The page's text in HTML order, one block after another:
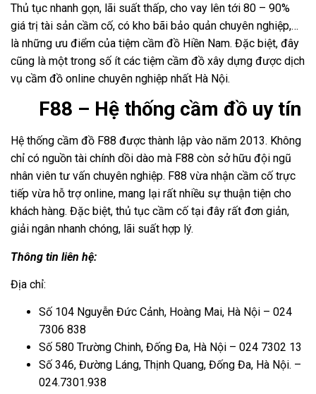
Thủ tục nhanh gọn, lãi suất thấp, cho vay lên tới 80 – 90%
giá trị tài sản cầm cố, có kho bãi bảo quản chuyên nghiệp,…
là những ưu điểm của tiệm cầm đồ Hiền Nam. Đặc biệt, đây
cũng là một trong số ít các tiệm cầm đồ xây dựng được dịch
vụ cầm đồ online chuyên nghiệp nhất Hà Nội.
F88 – Hệ thống cầm đồ uy tín
Hệ thống cầm đồ F88 được thành lập vào năm 2013. Không
chỉ có nguồn tài chính dồi dào mà F88 còn sở hữu đội ngũ
nhân viên tư vấn chuyên nghiệp. F88 vừa nhận cầm cố trực
tiếp vừa hỗ trợ online, mang lại rất nhiều sự thuận tiện cho
khách hàng. Đặc biệt, thủ tục cầm cố tại đây rất đơn giản,
giải ngân nhanh chóng, lãi suất hợp lý.
Thông tin liên hệ:
Địa chỉ:
Số 104 Nguyễn Đức Cảnh, Hoàng Mai, Hà Nội – 024
7306 838
Số 580 Trường Chinh, Đống Đa, Hà Nội – 024 7302 13
Số 346, Đường Láng, Thịnh Quang, Đống Đa, Hà Nội. –
024.7301.938